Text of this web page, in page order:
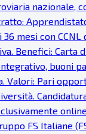
nazionale,
mesi con CCNL
Benefici: Carta
buoni
Valori: Pari
FS Italiane